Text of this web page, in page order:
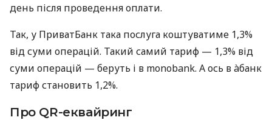
день після проведення оплати.
Так, у ПриватБанк така послуга коштуватиме 1,3%
від суми операцій. Такий самий тариф — 1,3% від
суми операцій — беруть і в monobank. А ось в àбанк
тариф становить 1,2%.
Про QR-еквайринг